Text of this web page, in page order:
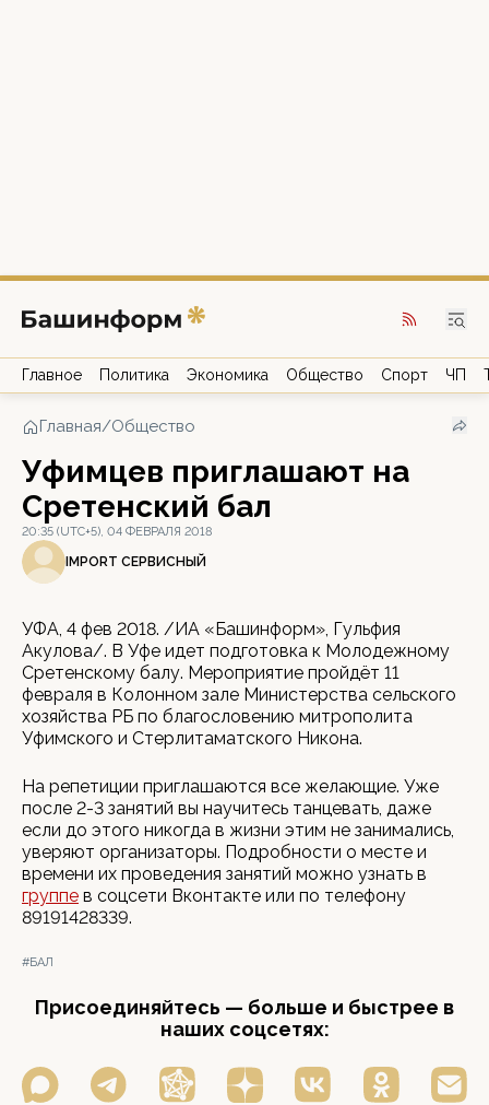
Главное Политика Экономика Общество Спорт ЧП
Главная/Общество
Уфимцев приглашают на
Сретенский бал
20:35 (UTC+5), 04 ФЕВРАЛЯ 2018
IMPORT СЕРВИСНЫЙ
УФА, 4 фев 2018. /ИА «Башинформ», Гульфия
Акулова/. В Уфе идет подготовка к Молодежному
Сретенскому балу. Мероприятие пройдёт 11
февраля в Колонном зале Министерства сельского
хозяйства РБ по благословению митрополита
Уфимского и Стерлитаматского Никона.
На репетиции приглашаются все желающие. Уже
после 2-3 занятий вы научитесь танцевать, даже
если до этого никогда в жизни этим не занимались,
уверяют организаторы. Подробности о месте и
времени их проведения занятий можно узнать в
группе в соцсети Вконтакте или по телефону
89191428339.
#БАЛ
Присоединяйтесь — больше и быстрее в
наших соцсетях: